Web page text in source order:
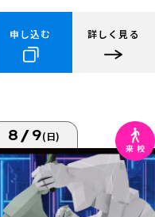
申し込む 詳しく見る
8/9(日)